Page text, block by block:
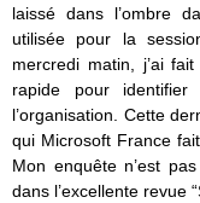
laissé dans l’ombre
utilisée pour la
mercredi matin, j’ai
rapide pour
l’organisation. Cette
qui Microsoft France
Mon enquête n’est
dans l’excellente revue